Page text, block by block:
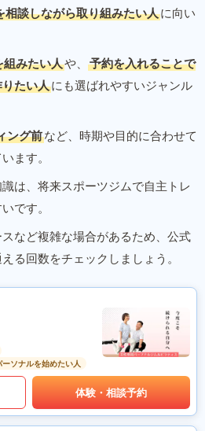
相談しながら取り組みたい人に向い
組みたい人や、
予約を入れることで
たい人にも選ばれやすいジャンル
ング前など、時期や目的に合わせて
ます。
は、将来スポーツジムで自主トレ
です。
など複雑な場合があるため、公式
る回数をチェックしましょう。
ーソナルを始めたい人
体験・相談予約